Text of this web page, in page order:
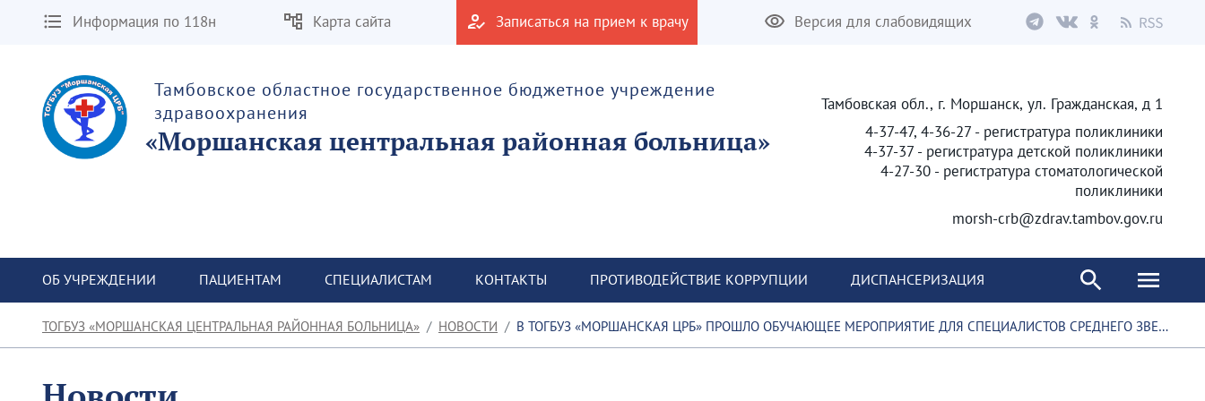
Информация по 118н Карта сайта Записаться на прием к врачу Версия для слабовидящих
Тамбовское областное государственное бюджетное учреждение
здравоохранения
«Моршанская центральная районная больница»
Тамбовская обл., г. Моршанск, ул. Гражданская, д 1
4-37-47, 4-36-27 - регистратура поликлиники
4-37-37 - регистратура детской поликлиники
4-27-30 - регистратура стоматологической
поликлиники
morsh-crb@zdrav.tambov.gov.ru
ОБ УЧРЕЖДЕНИИ ПАЦИЕНТАМ СПЕЦИАЛИСТАМ КОНТАКТЫ ПРОТИВОДЕЙСТВИЕ КОРРУПЦИИ ДИСПАНСЕРИЗАЦИЯ
ТОГБУЗ «МОРШАНСКАЯ ЦЕНТРАЛЬНАЯ РАЙОННАЯ БОЛЬНИЦА» НОВОСТИ В ТОГБУЗ «МОРШАНСКАЯ ЦРБ» ПРОШЛО ОБУЧАЮЩЕЕ МЕРОПРИЯТИЕ ДЛЯ СПЕЦИАЛИСТОВ СРЕДНЕГО ЗВЕНА, РАБОТАЮЩИХ С ДЕТСКИМ НАСЕЛЕНИЕМ РАЗЛИЧНОГО ВОЗРАСТА